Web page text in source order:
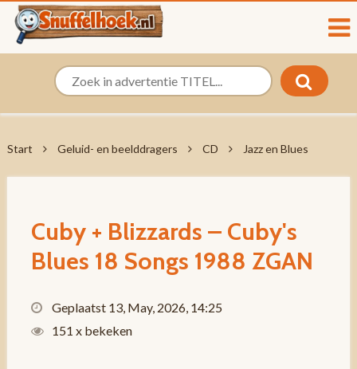
Start Geluid- en beelddragers CD Jazz en Blues
Cuby + Blizzards – Cuby's
Blues 18 Songs 1988 ZGAN
Geplaatst 13, May, 2026, 14:25
151 x bekeken